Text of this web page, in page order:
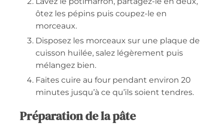
ôtez les pépins puis coupez-le en
morceaux.
Disposez les morceaux sur une plaque de
cuisson huilée, salez légèrement puis
mélangez bien.
Faites cuire au four pendant environ 20
minutes jusqu’à ce qu’ils soient tendres.
Préparation de la pâte